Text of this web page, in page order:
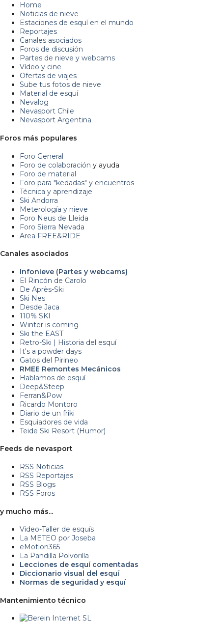
Home
Noticias de nieve
Estaciones de esquí en el mundo
Reportajes
Canales asociados
Foros de discusión
Partes de nieve y webcams
Vídeo y cine
Ofertas de viajes
Sube tus fotos de nieve
Material de esquí
Nevalog
Nevasport Chile
Nevasport Argentina
Foros más populares
Foro General
Foro de colaboración y ayuda
Foro de material
Foro para "kedadas" y encuentros
Técnica y aprendizaje
Ski Andorra
Meterología y nieve
Foro Neus de Lleida
Foro Sierra Nevada
Area FREE&RIDE
Canales asociados
Infonieve (Partes y webcams)
El Rincón de Carolo
De Après-Ski
Ski Nes
Desde Jaca
110% SKI
Winter is coming
Ski the EAST
Retro-Ski | Historia del esquí
It's a powder days
Gatos del Pirineo
RMEE Remontes Mecánicos
Hablamos de esquí
Deep&Steep
Ferran&Pow
Ricardo Montoro
Diario de un friki
Esquiadores de vida
Teide Ski Resort (Humor)
Feeds de nevasport
RSS Noticias
RSS Reportajes
RSS Blogs
RSS Foros
y mucho más...
Video-Taller de esquís
La METEO por Joseba
eMotion365
La Pandilla Polvorilla
Lecciones de esquí comentadas
Diccionario visual del esquí
Normas de seguridad y esquí
Mantenimiento técnico